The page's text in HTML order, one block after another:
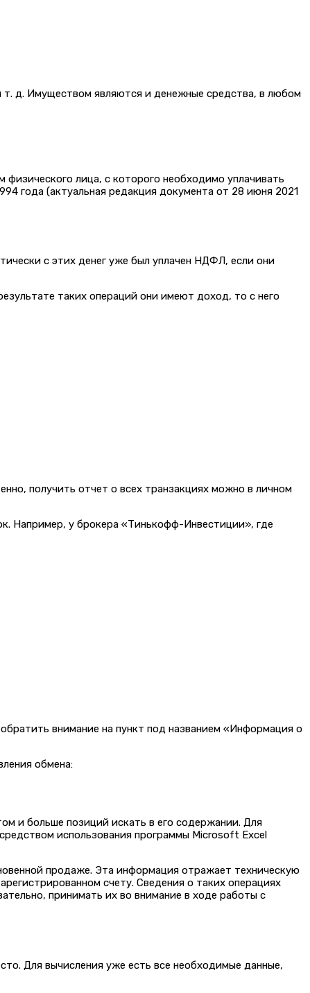
д. Имуществом являются и денежные средства, в любом
лица, с которого необходимо уплачивать
года (актуальная редакция документа от 28 июня 2021
с этих денег уже был уплачен НДФЛ, если они
таких операций они имеют доход, то с него
получить отчет о всех транзакциях можно в личном
Например, у брокера «Тинькофф-Инвестиции», где
внимание на пункт под названием «Информация о
обмена:
и больше позиций искать в его содержании. Для
использования программы Microsoft Excel
продаже. Эта информация отражает техническую
счету. Сведения о таких операциях
принимать их во внимание в ходе работы с
Для вычисления уже есть все необходимые данные,